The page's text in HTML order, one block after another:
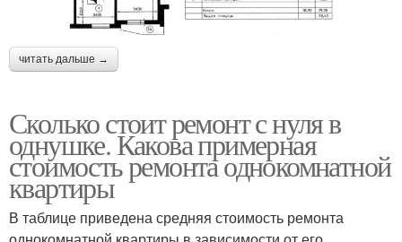
читать дальше →
Сколько стоит ремонт с нуля в
однушке. Какова примерная
стоимость ремонта однокомнатной
квартиры
В таблице приведена средняя стоимость ремонта